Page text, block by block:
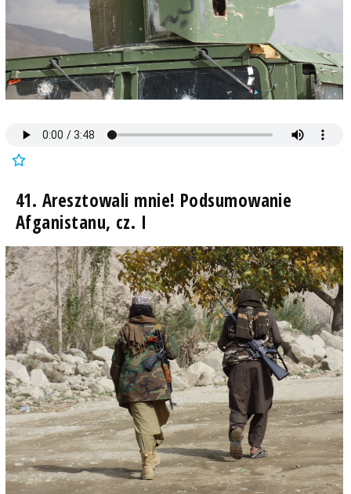
41. Aresztowali mnie! Podsumowanie
Afganistanu, cz. I